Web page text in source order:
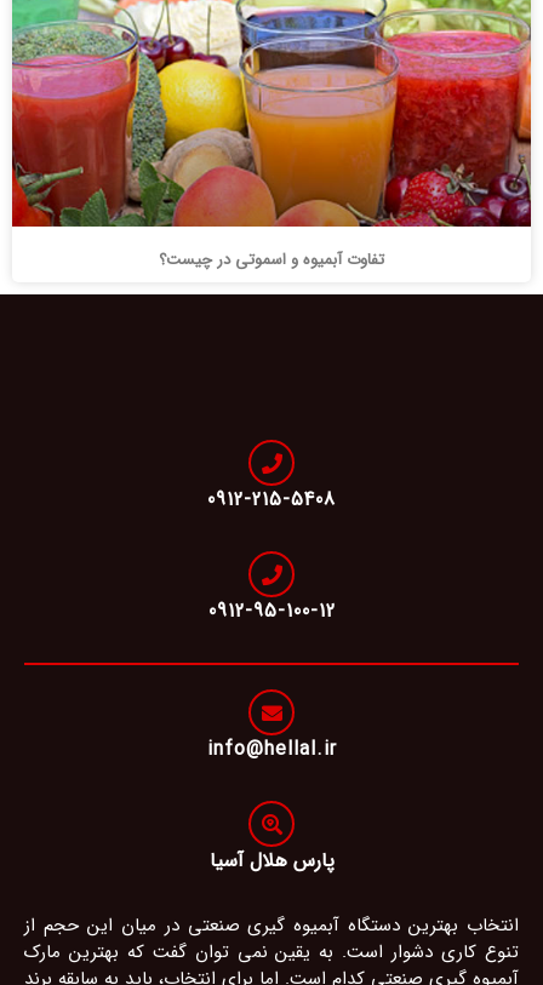
تفاوت آبمیوه و اسموتی در چیست؟
پارس هلال آسیا
انتخاب بهترین دستگاه آبمیوه گیری صنعتی در میان این حجم از
تنوع کاری دشوار است. به یقین نمی توان گفت که بهترین مارک
0912-215-5408
0912-95-100-12
info@hellal.ir